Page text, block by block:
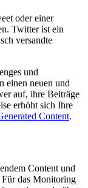
oder einer
Twitter ist ein
versandte
und
einen neuen und
auf, ihre Beiträge
erhöht sich Ihre
Content.
Content und
das Monitoring